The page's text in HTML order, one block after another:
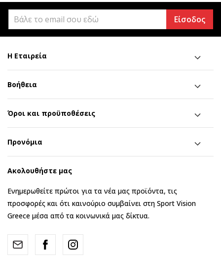
Είσοδος
Η Εταιρεία
Βοήθεια
Όροι και προϋποθέσεις
Προνόμια
Ακολουθήστε μας
Ενημερωθείτε πρώτοι για τα νέα μας προϊόντα, τις
προσφορές και ότι καινούριο συμβαίνει στη Sport Vision
Greece μέσα από τα κοινωνικά μας δίκτυα.